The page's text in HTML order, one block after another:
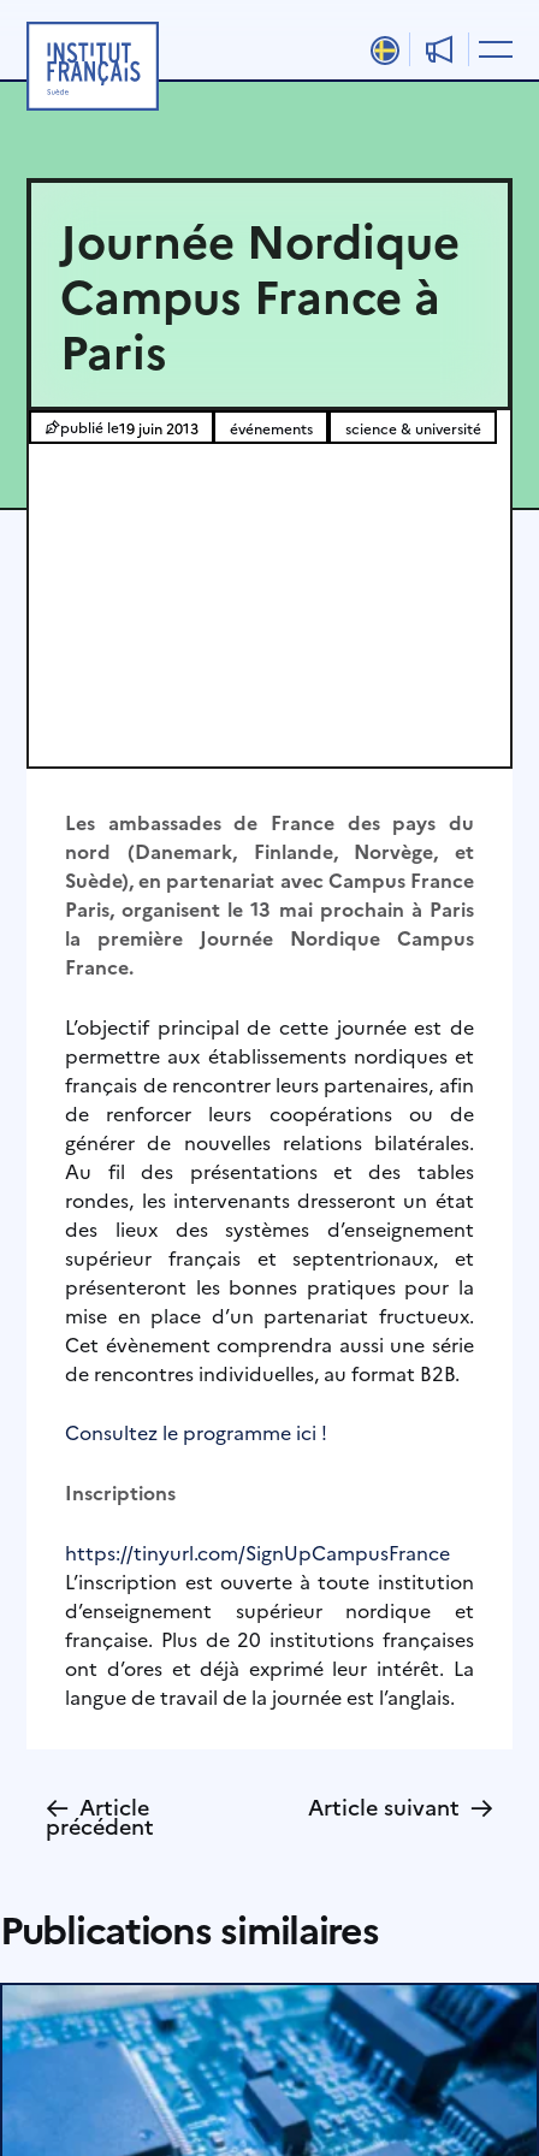
contenu
Journée Nordique
Campus France à
Paris
19 juin 2013 événements science & université
Les ambassades de France des pays du
nord (Danemark, Finlande, Norvège, et
Suède), en partenariat avec Campus France
Paris, organisent le 13 mai prochain à Paris
la première Journée Nordique Campus
France.
L’objectif principal de cette journée est de
permettre aux établissements nordiques et
français de rencontrer leurs partenaires, afin
de renforcer leurs coopérations ou de
générer de nouvelles relations bilatérales.
Au fil des présentations et des tables
rondes, les intervenants dresseront un état
des lieux des systèmes d’enseignement
supérieur français et septentrionaux, et
présenteront les bonnes pratiques pour la
mise en place d’un partenariat fructueux.
Cet évènement comprendra aussi une série
de rencontres individuelles, au format B2B.
Consultez le programme ici !
Inscriptions
https://tinyurl.com/SignUpCampusFrance
L’inscription est ouverte à toute institution
d’enseignement supérieur nordique et
française. Plus de 20 institutions françaises
ont d’ores et déjà exprimé leur intérêt. La
langue de travail de la journée est l’anglais.
← Article
précédent
Article suivant →
Publications similaires